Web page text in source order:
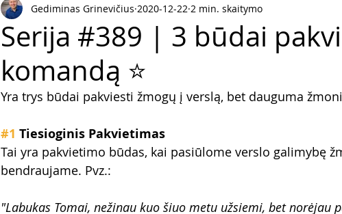
Serija #389 | 3 būdai
komandą ⭐️
Gediminas Grinevičius 2020-12-22 2 min. skaitymo
Yra trys būdai pakviesti žmogų į verslą, bet dauguma
#1 Tiesioginis Pakvietimas
Tai yra pakvietimo būdas, kai pasiūlome verslo galimybę
bendraujame. Pvz.:
"Labukas Tomai, nežinau kuo šiuo metu užsiemi, bet norėjau